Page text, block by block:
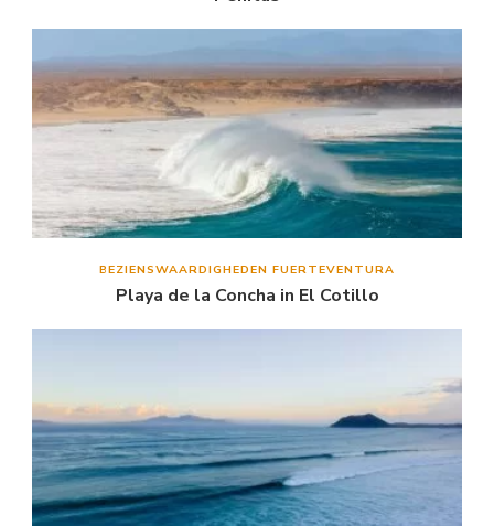
BEZIENSWAARDIGHEDEN FUERTEVENTURA
Playa de la Concha in El Cotillo